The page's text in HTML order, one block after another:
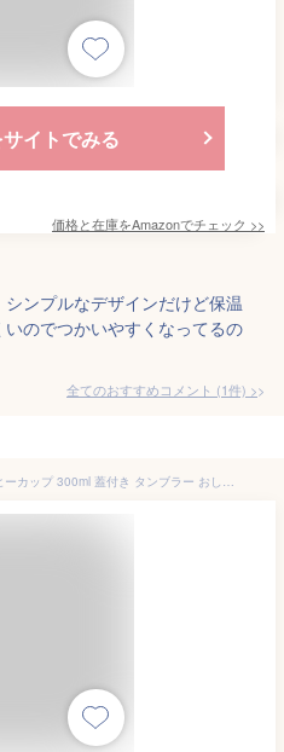
イトでみる
価格と在庫をAmazonでチェック >>
ンプルなデザインだけど保温
のでつかいやすくなってるの
全てのおすすめコメント (1件) >
【抽選で最大P全額還元】コーヒーカップ 300ml 蓋付き タンブラー おしゃれ Kaffeeform 保温 保冷 マグカップ ウィデューサーカップ エッセンシャル 直飲み 再生素材 エコ リサイクル 耐熱 食洗機可 BPAフリー ドイツ製 テイクアウト オフィス 新生活 ギフト プレゼント